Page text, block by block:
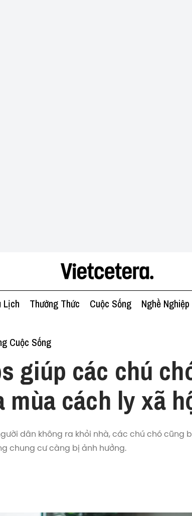
Lịch Thưởng Thức Cuộc Sống Nghề Nghiệp
Cuộc Sống
giúp các chú
mùa cách ly xã
dân không ra khỏi nhà, các chú chó cũng
chung cư càng bị ảnh hưởng.